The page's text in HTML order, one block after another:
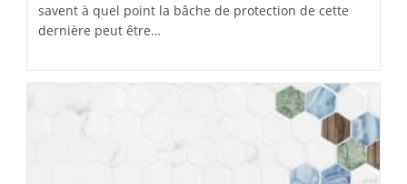
savent à quel point la bâche de protection de cette
dernière peut être…